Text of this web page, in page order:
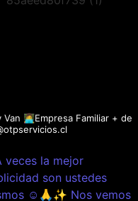
Van 👩‍💻Empresa Familiar + de